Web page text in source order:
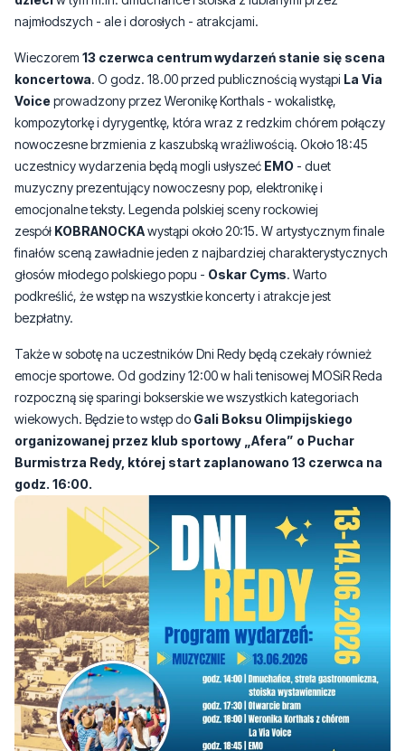
koncertowa
. O godz. 18.00 przed publicznością wystąpi
kompozytorkę i dyrygentkę, która wraz z redzkim chórem połączy
nowoczesne brzmienia z kaszubską wrażliwością. Około 18:45
uczestnicy wydarzenia będą mogli usłyszeć EMO- duet
muzyczny prezentujący nowoczesny pop, elektronikę i
emocjonalne teksty. Legenda polskiej sceny rockowiej
zespółKOBRANOCKAwystąpi około 20:15. W artystycznym finale
finałów sceną zawładnie jeden z najbardziej charakterystycznych
głosów młodego polskiego popu -Oskar Cyms. Warto
podkreślić, że wstęp na wszystkie koncerty i atrakcje jest
bezpłatny.
Także w sobotę na uczestników Dni Redy będą czekały również
emocje sportowe. Od godziny 12:00 w hali tenisowej MOSiR Reda
wiekowych. Będzie to wstęp doGali Boksu Olimpijskiego
organizowanej przez klub sportowy „Afera” o Puchar
Burmistrza Redy, której start zaplanowano 13 czerwca na
godz. 16:00.